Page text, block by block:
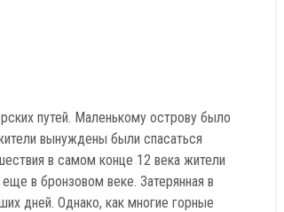
путей. Маленькому острову было
вынуждены были спасаться
в самом конце 12 века жители
в бронзовом веке. Затерянная в
дней. Однако, как многие горные